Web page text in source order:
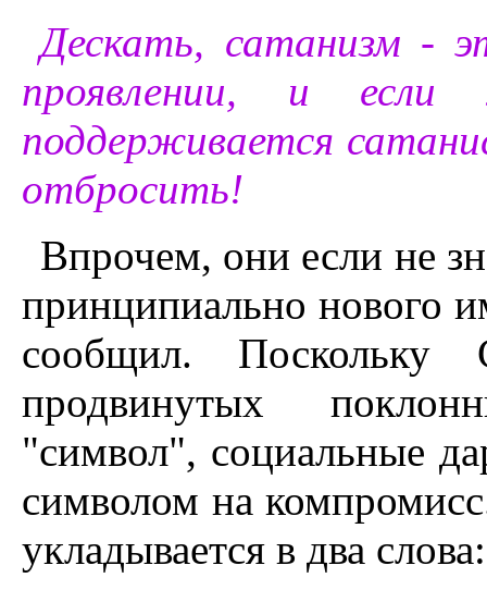
Дескать, сатанизм -
проявлении, и
поддерживается
отбросить!
Впрочем, они если не
принципиально нового
сообщил. Поскольку
продвинутых
"символ", социальные
символом на
укладывается в два